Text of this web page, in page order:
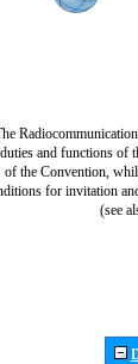
and functions of
of the Convention,
for invitation
(see